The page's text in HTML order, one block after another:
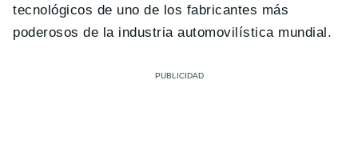
tecnológicos de uno de los fabricantes más
poderosos de la industria automovilística mundial.